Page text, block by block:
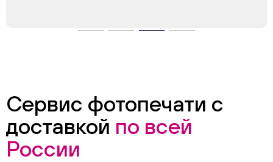
Сервис фотопечати с
доставкой по всей
России